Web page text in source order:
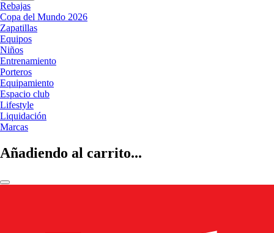
Rebajas
Copa del Mundo 2026
Zapatillas
Equipos
Niños
Entrenamiento
Porteros
Equipamiento
Espacio club
Lifestyle
Liquidación
Marcas
Añadiendo al carrito...